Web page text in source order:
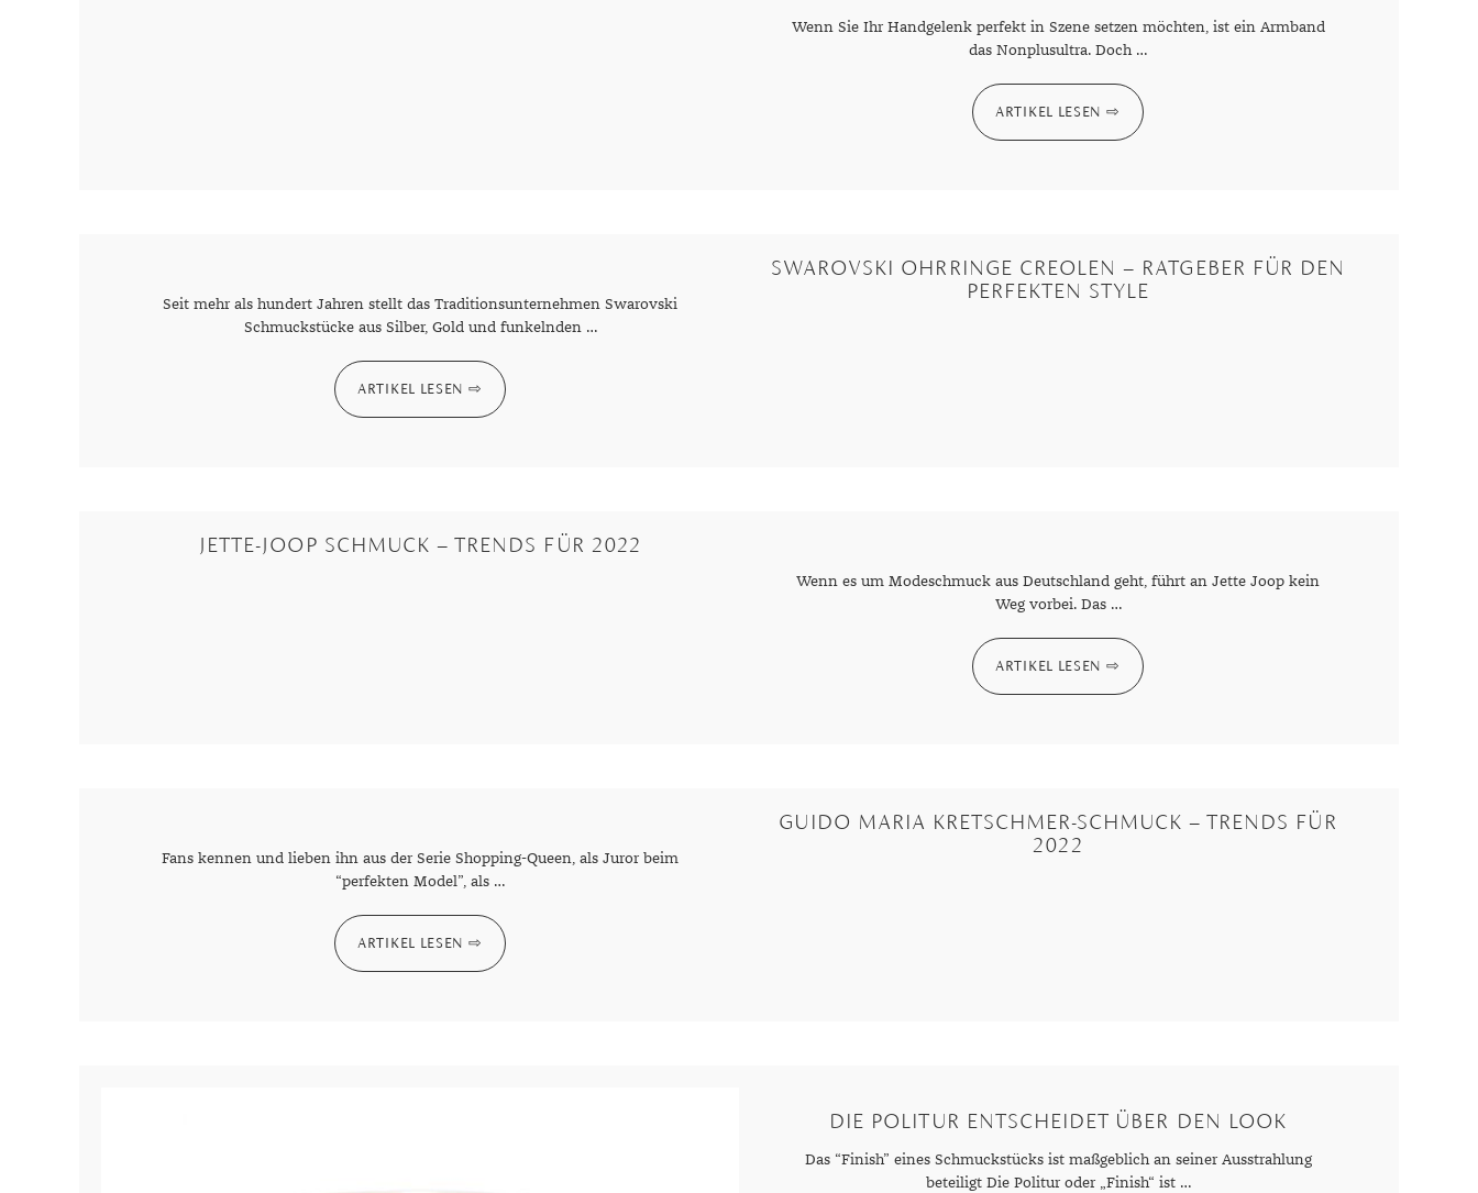
Wenn Sie Ihr Handgelenk perfekt in Szene setzen möchten, ist ein Armband
das Nonplusultra. Doch …
ARTIKEL LESEN
SWAROVSKI OHRRINGE CREOLEN – RATGEBER FÜR DEN
PERFEKTEN STYLE
Seit mehr als hundert Jahren stellt das Traditionsunternehmen Swarovski
Schmuckstücke aus Silber, Gold und funkelnden …
ARTIKEL LESEN
JETTE-JOOP SCHMUCK – TRENDS FÜR 2022
Wenn es um Modeschmuck aus Deutschland geht, führt an Jette Joop kein
Weg vorbei. Das …
ARTIKEL LESEN
GUIDO MARIA KRETSCHMER-SCHMUCK – TRENDS FÜR
2022
Fans kennen und lieben ihn aus der Serie Shopping-Queen, als Juror beim
“perfekten Model”, als …
ARTIKEL LESEN
DIE POLITUR ENTSCHEIDET ÜBER DEN LOOK
Das “Finish” eines Schmuckstücks ist maßgeblich an seiner Ausstrahlung
beteiligt Die Politur oder „Finish“ ist …